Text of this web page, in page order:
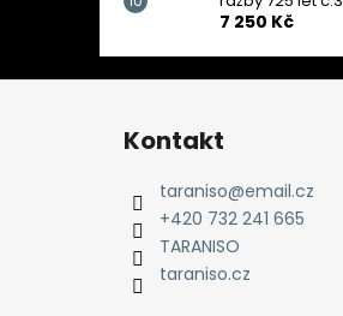
7 250 Kč
Z
Kontakt
taraniso@email.cz
+420 732 241 665
TARANISO
taraniso.cz